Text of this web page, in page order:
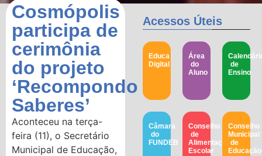
Cosmópolis
participa de
cerimônia
do projeto
‘Recompondo
Saberes’
Aconteceu na terça-
feira (11), o Secretário
Municipal de Educação,
Acessos Úteis
Educa
Digital
Área
do
Aluno
de
Ensino
Câmara
do
FUNDEB
Conselho
de
Alimentação
Escolar
Conselho
Municipal
de
Educação​